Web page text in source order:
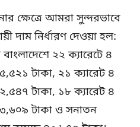
ক্ষেত্রে আমরা সুন্দরভাবে
নির্ধারণ দেওয়া হল:
বাংলাদেশে ২২ ক্যারেটে ৪
টাকা, ২১ ক্যারেট ৪
টাকা, ১৮ ক্যারেট ৪
টাকা ও সনাতন